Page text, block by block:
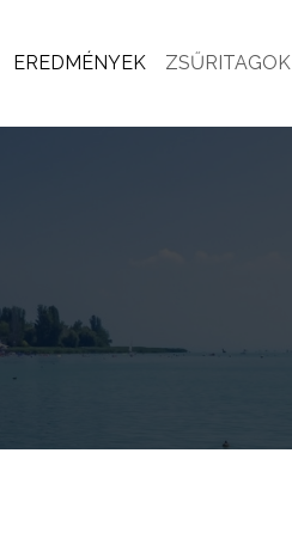
EREDMÉNYEK ZSŰRITAGOK